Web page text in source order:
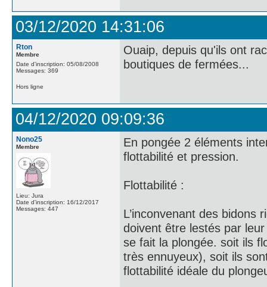
03/12/2020 14:31:06
Rton
Membre
Date d'inscription: 05/08/2008
Messages: 369
Ouaip, depuis qu'ils ont
boutiques de fermées...
Hors ligne
04/12/2020 09:09:36
Nono25
Membre
Lieu: Jura
Date d'inscription: 16/12/2017
Messages: 447
En pongée 2 éléments
flottabilité et pression.
Flottabilité :
L’inconvenant des
doivent être lestés par
se fait la plongée. soit ils
très ennuyeux), soit ils
flottabilité idéale du